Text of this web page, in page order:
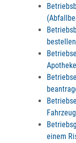
bestellen
einem